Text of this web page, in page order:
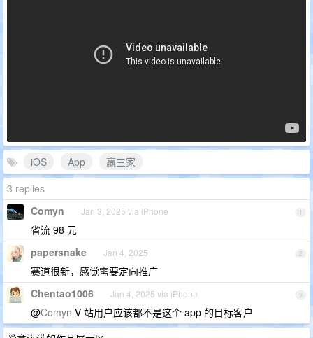
iOS App
赢三家
3 replies
1
Comyn Jan 3, 2025 via iPhone
省流 98 元
2
papersnake Jan 4, 2025
赛道很新，感觉需要定向推广
3
Chentao1006 Jan 4, 2025 via iPhone
@Comyn V 站用户应该都不是这个 app 的目标客户